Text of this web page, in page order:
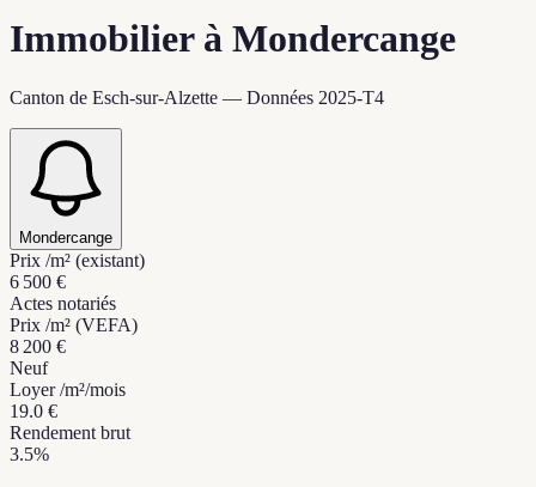
Immobilier à Mondercange
Canton de Esch-sur-Alzette — Données 2025-T4
Mondercange
Prix /m² (existant)
6 500 €
Actes notariés
Prix /m² (VEFA)
8 200 €
Neuf
Loyer /m²/mois
19.0 €
Rendement brut
3.5%